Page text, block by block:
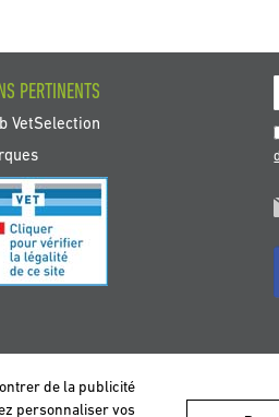
PERTINENTS
VetSelection
FRANCE ITALIA NEDERLAND
de la publicité
personnaliser vos